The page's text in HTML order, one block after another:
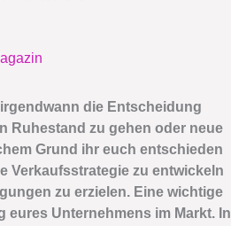
die Entscheidung
Ruhestand zu gehen oder neue
Grund ihr euch entschieden
Verkaufsstrategie zu entwickeln
zu erzielen. Eine wichtige
Unternehmens im Markt. In